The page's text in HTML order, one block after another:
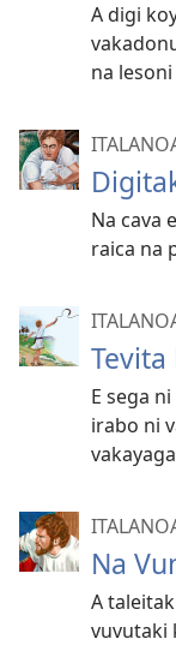
A digi
na
Na cava
raica na
Tevita
E sega
irabo ni
Na
A
vuvutaki